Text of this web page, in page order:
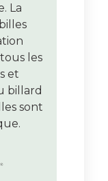
La
les
et
billard
sont